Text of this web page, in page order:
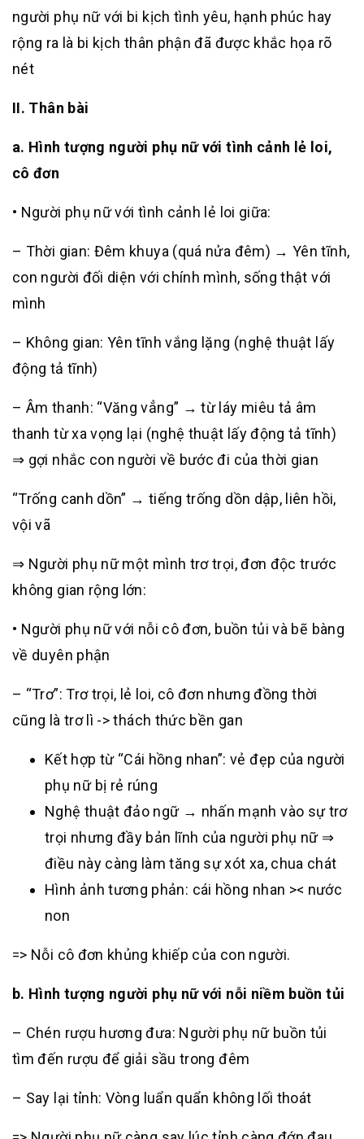
người phụ nữ với bi kịch tình yêu, hạnh phúc hay
rộng ra là bi kịch thân phận đã được khắc họa rõ
nét
II. Thân bài
a. Hình tượng người phụ nữ với tình cảnh lẻ loi,
cô đơn
• Người phụ nữ với tình cảnh lẻ loi giữa:
– Thời gian: Đêm khuya (quá nửa đêm) → Yên tĩnh,
con người đối diện với chính mình, sống thật với
mình
– Không gian: Yên tĩnh vắng lặng (nghệ thuật lấy
động tả tĩnh)
– Âm thanh: “Văng vẳng” → từ láy miêu tả âm
thanh từ xa vọng lại (nghệ thuật lấy động tả tĩnh)
⇒ gợi nhắc con người về bước đi của thời gian
“Trống canh dồn” → tiếng trống dồn dập, liên hồi,
vội vã
⇒ Người phụ nữ một mình trơ trọi, đơn độc trước
không gian rộng lớn:
• Người phụ nữ với nỗi cô đơn, buồn tủi và bẽ bàng
về duyên phận
– “Trơ”: Trơ trọi, lẻ loi, cô đơn nhưng đồng thời
cũng là trơ lì -> thách thức bền gan
Kết hợp từ “Cái hồng nhan”: vẻ đẹp của người
phụ nữ bị rẻ rúng
Nghệ thuật đảo ngữ → nhấn mạnh vào sự trơ
trọi nhưng đầy bản lĩnh của người phụ nữ ⇒
điều này càng làm tăng sự xót xa, chua chát
Hình ảnh tương phản: cái hồng nhan >< nước
non
=> Nỗi cô đơn khủng khiếp của con người.
b. Hình tượng người phụ nữ với nỗi niềm buồn tủi
– Chén rượu hương đưa: Người phụ nữ buồn tủi
tìm đến rượu để giải sầu trong đêm
– Say lại tỉnh: Vòng luẩn quẩn không lối thoát